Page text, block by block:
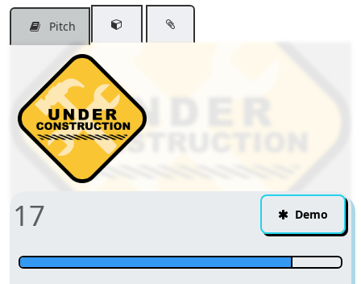
Pitch
Demo
17